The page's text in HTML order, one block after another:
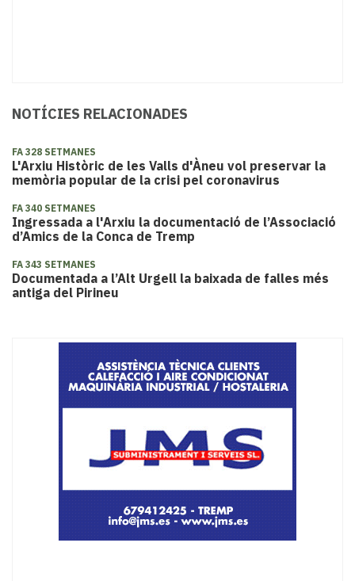
NOTÍCIES RELACIONADES
FA 328 SETMANES
L'Arxiu Històric de les Valls d'Àneu vol preservar la
memòria popular de la crisi pel coronavirus
FA 340 SETMANES
Ingressada a l'Arxiu la documentació de l’Associació
d’Amics de la Conca de Tremp
FA 343 SETMANES
Documentada a l’Alt Urgell la baixada de falles més
antiga del Pirineu